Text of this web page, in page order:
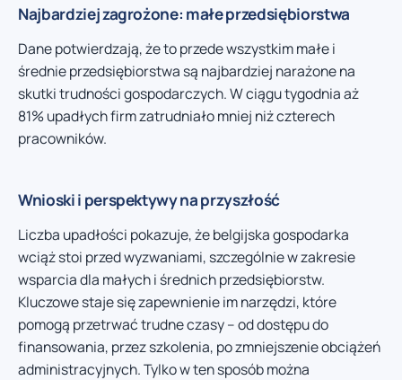
Najbardziej zagrożone: małe przedsiębiorstwa
Dane potwierdzają, że to przede wszystkim małe i
średnie przedsiębiorstwa są najbardziej narażone na
skutki trudności gospodarczych. W ciągu tygodnia aż
81% upadłych firm zatrudniało mniej niż czterech
pracowników.
Wnioski i perspektywy na przyszłość
Liczba upadłości pokazuje, że belgijska gospodarka
wciąż stoi przed wyzwaniami, szczególnie w zakresie
wsparcia dla małych i średnich przedsiębiorstw.
Kluczowe staje się zapewnienie im narzędzi, które
pomogą przetrwać trudne czasy – od dostępu do
finansowania, przez szkolenia, po zmniejszenie obciążeń
administracyjnych. Tylko w ten sposób można